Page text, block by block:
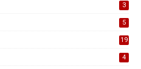
3
5
19
4